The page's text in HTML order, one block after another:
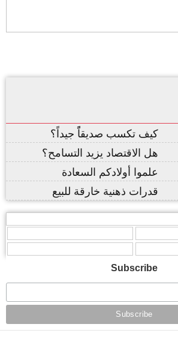
كيف تكسب صديقاًً جيداً؟
هل الاقتصاد يزيد التسامح؟
علموا أولادكم السعادة
قدرات ذهنية خارقة للبيع
Subscribe